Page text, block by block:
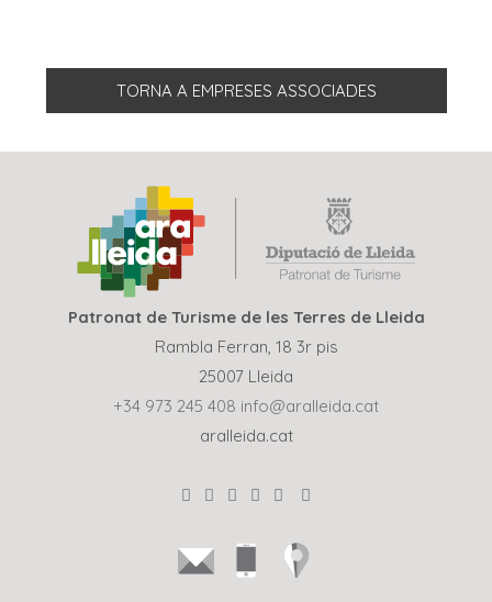
TORNA A EMPRESES ASSOCIADES
Patronat de Turisme de les Terres de Lleida
Rambla Ferran, 18 3r pis
25007 Lleida
+34 973 245 408 info@aralleida.cat
aralleida.cat